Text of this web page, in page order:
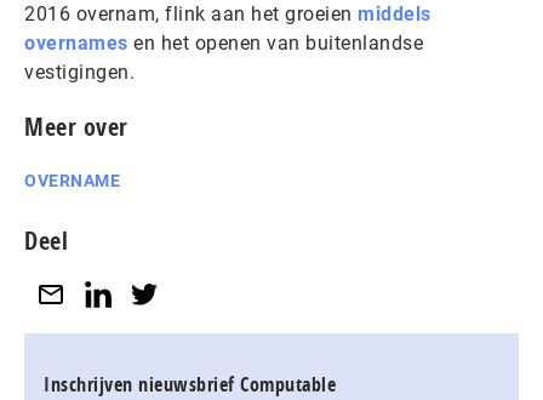
2016 overnam, flink aan het groeien middels
overnames en het openen van buitenlandse
vestigingen.
Meer over
OVERNAME
Deel
Inschrijven nieuwsbrief Computable